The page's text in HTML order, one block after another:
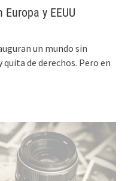
y EEUU
un mundo sin
de derechos. Pero en